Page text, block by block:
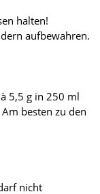
halten!
aufbewahren.
5,5 g in 250 ml
besten zu den
nicht